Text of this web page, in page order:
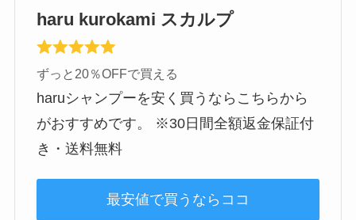
haru kurokami スカルプ
ずっと20％OFFで買える
haruシャンプーを安く買うならこちらから
がおすすめです。 ※30日間全額返金保証付
き・送料無料
最安値で買うならココ